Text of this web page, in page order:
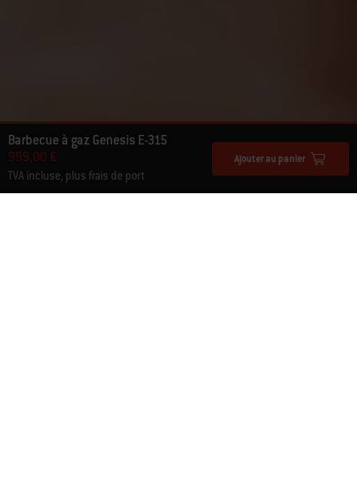
Barbecue à gaz Genesis E-315
999,00 €
TVA incluse, plus frais de port
Ajouter au panier